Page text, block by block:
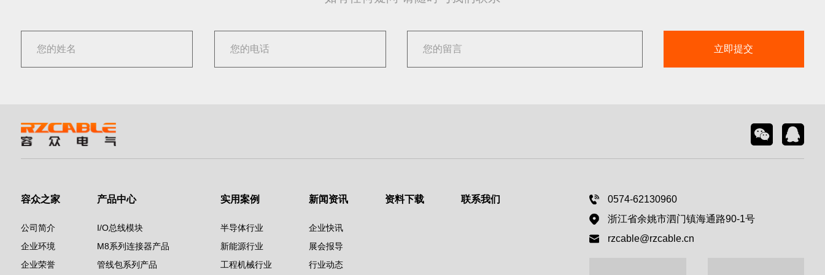
立即提交
容众之家
公司简介
企业环境
企业荣誉
产品中心
I/O总线模块
M8系列连接器产品
管线包系列产品
实用案例
半导体行业
新能源行业
工程机械行业
新闻资讯
企业快讯
展会报导
行业动态
资料下载 联系我们
0574-62130960
浙江省余姚市泗门镇海通路90-1号
rzcable@rzcable.cn